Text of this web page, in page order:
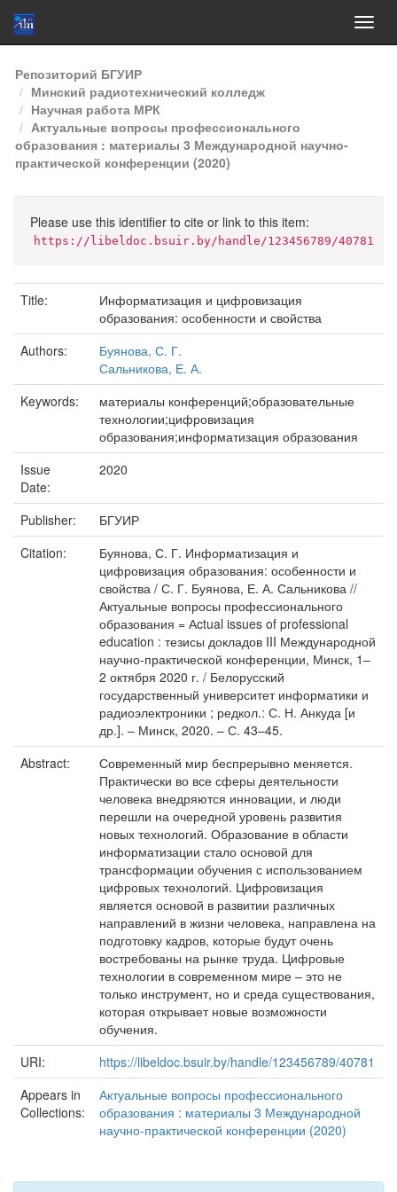
Skip
navigation
Репозиторий БГУИР
Минский радиотехнический колледж
Научная работа МРК
Актуальные вопросы профессионального
образования : материалы 3 Международной научно-
практической конференции (2020)
Please use this identifier to cite or link to this item:
https://libeldoc.bsuir.by/handle/123456789/40781
Title:
Информатизация и цифровизация
образования: особенности и свойства
Authors:
Буянова, С. Г.
Сальникова, Е. А.
Keywords:
материалы конференций;образовательные
технологии;цифровизация
образования;информатизация образования
Issue
Date:
2020
Publisher:
БГУИР
Citation:
Буянова, С. Г. Информатизация и
цифровизация образования: особенности и
свойства / С. Г. Буянова, Е. А. Сальникова //
Актуальные вопросы профессионального
образования = Аctual issues of professional
education : тезисы докладов III Международной
научно-практической конференции, Минск, 1–
2 октября 2020 г. / Белорусский
государственный университет информатики и
радиоэлектроники ; редкол.: С. Н. Анкуда [и
др.]. – Минск, 2020. – С. 43–45.
Abstract:
Современный мир беспрерывно меняется.
Практически во все сферы деятельности
человека внедряются инновации, и люди
перешли на очередной уровень развития
новых технологий. Образование в области
информатизации стало основой для
трансформации обучения с использованием
цифровых технологий. Цифровизация
является основой в развитии различных
направлений в жизни человека, направлена на
подготовку кадров, которые будут очень
востребованы на рынке труда. Цифровые
технологии в современном мире – это не
только инструмент, но и среда существования,
которая открывает новые возможности
обучения.
URI:
https://libeldoc.bsuir.by/handle/123456789/40781
Appears in
Collections:
Актуальные вопросы профессионального
образования : материалы 3 Международной
научно-практической конференции (2020)